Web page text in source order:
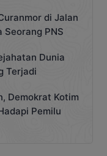
di Jalan
PNS
Dunia
Terjadi
Demokrat Kotim
Pemilu